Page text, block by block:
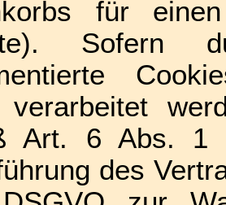
für
Sofern
verarbeitet
Art. 6 Abs. 1
des